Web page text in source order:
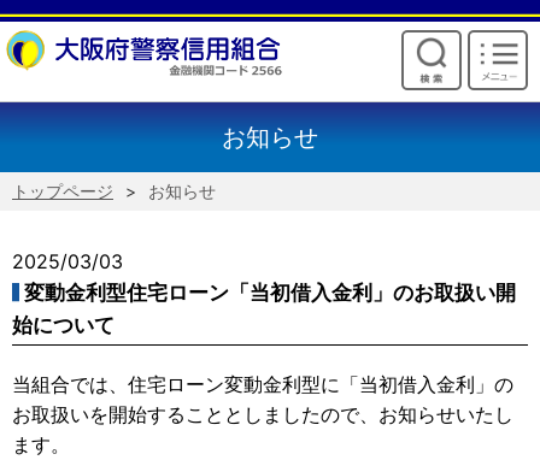
けいしんからのお願い
お知らせ
トップページ お知らせ
2025/03/03
変動金利型住宅ローン「当初借入金利」のお取扱い開
始について
当組合では、住宅ローン変動金利型に「当初借入金利」の
お取扱いを開始することとしましたので、お知らせいたし
ます。